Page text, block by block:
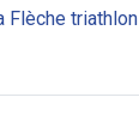
Flèche triathlon